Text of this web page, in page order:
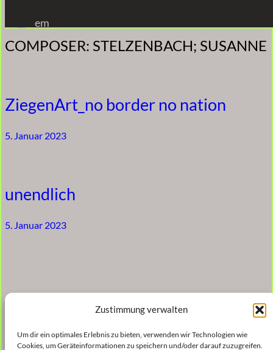
Zustimmung verwalten
Um dir ein optimales Erlebnis zu bieten, verwenden wir Technologien wie
Cookies, um Geräteinformationen zu speichern und/oder darauf zuzugreifen.
Inhalt
springen
em
COMPOSER: STELZENBACH; SUSANNE
ZiegenArt_no border no nation
5. Januar 2023
unendlich
5. Januar 2023